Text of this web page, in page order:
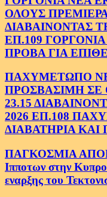
ΟΛΟΥΣ
ΔΙΑΒΑΙΝΟΝΤΑΣ
ΕΠ.109
ΠΡΟΒΑ ΓΙΑ
ΠΑΧΥΜΕΤΩΠΟ
ΠΡΟΣΒΑΣΙΜΗ ΣΕ
23.15
2026 ΕΠ.108
ΔΙΑΒΑΤΗΡΙΑ ΚΑΙ
ΠΑΓΚΟΣΜΙΑ
Ιπποτων στην
εναρξης του